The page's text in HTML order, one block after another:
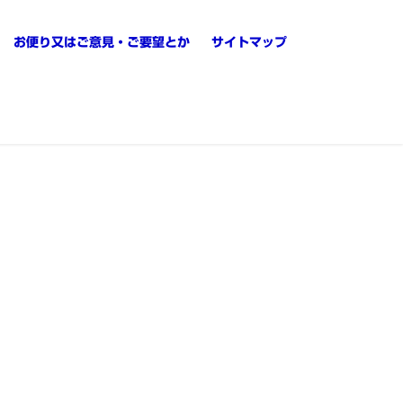
お便り又はご意見・ご要望とか サイトマップ